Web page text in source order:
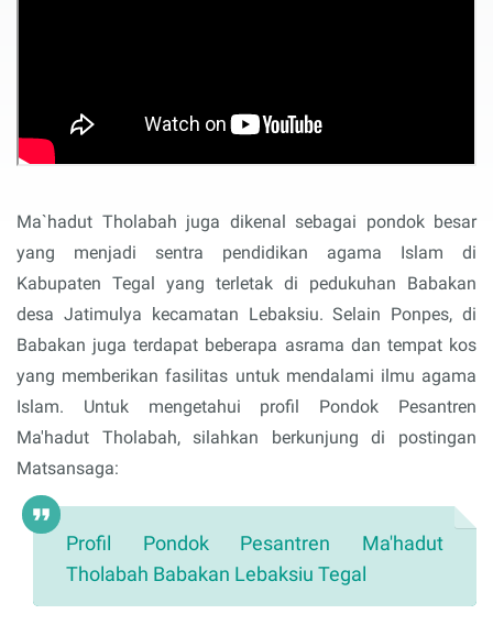
Ma`hadut Tholabah juga dikenal sebagai pondok besar
yang menjadi sentra pendidikan agama Islam di
Kabupaten Tegal yang terletak di pedukuhan Babakan
desa Jatimulya kecamatan Lebaksiu. Selain Ponpes, di
Babakan juga terdapat beberapa asrama dan tempat kos
yang memberikan fasilitas untuk mendalami ilmu agama
Islam. Untuk mengetahui profil Pondok Pesantren
Ma'hadut Tholabah, silahkan berkunjung di postingan
Matsansaga:
Profil Pondok Pesantren Ma'hadut
Tholabah Babakan Lebaksiu Tegal